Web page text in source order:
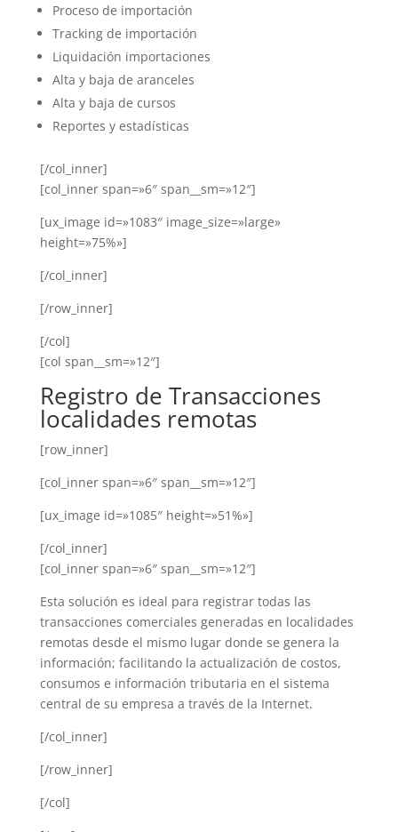
Proceso de importación
Tracking de importación
Liquidación importaciones
Alta y baja de aranceles
Alta y baja de cursos
Reportes y estadísticas
[/col_inner]
[col_inner span=»6″ span__sm=»12″]
[ux_image id=»1083″ image_size=»large»
height=»75%»]
[/col_inner]
[/row_inner]
[/col]
[col span__sm=»12″]
Registro de Transacciones
localidades remotas
[row_inner]
[col_inner span=»6″ span__sm=»12″]
[ux_image id=»1085″ height=»51%»]
[/col_inner]
[col_inner span=»6″ span__sm=»12″]
Esta solución es ideal para registrar todas las
transacciones comerciales generadas en localidades
remotas desde el mismo lugar donde se genera la
información; facilitando la actualización de costos,
consumos e información tributaria en el sistema
central de su empresa a través de la Internet.
[/col_inner]
[/row_inner]
[/col]